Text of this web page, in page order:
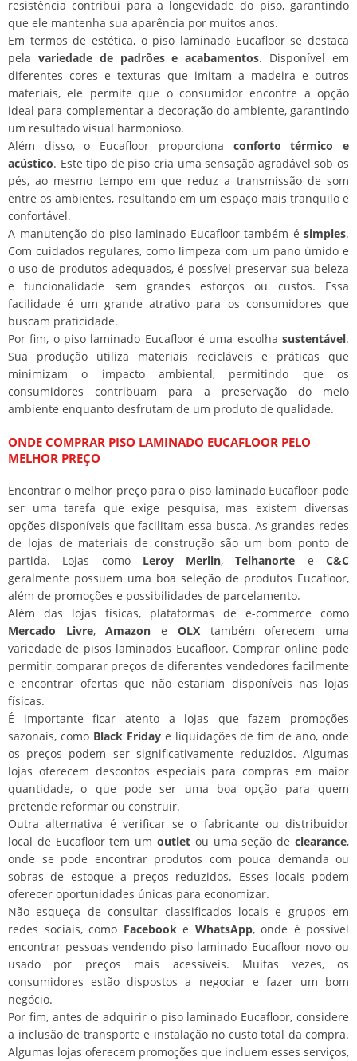
resistência contribui para a longevidade do piso, garantindo
que ele mantenha sua aparência por muitos anos.
Em termos de estética, o piso laminado Eucafloor se destaca
pela variedade de padrões e acabamentos. Disponível em
diferentes cores e texturas que imitam a madeira e outros
materiais, ele permite que o consumidor encontre a opção
ideal para complementar a decoração do ambiente, garantindo
um resultado visual harmonioso.
Além disso, o Eucafloor proporciona conforto térmico e
acústico. Este tipo de piso cria uma sensação agradável sob os
pés, ao mesmo tempo em que reduz a transmissão de som
entre os ambientes, resultando em um espaço mais tranquilo e
confortável.
A manutenção do piso laminado Eucafloor também é simples.
Com cuidados regulares, como limpeza com um pano úmido e
o uso de produtos adequados, é possível preservar sua beleza
e funcionalidade sem grandes esforços ou custos. Essa
facilidade é um grande atrativo para os consumidores que
buscam praticidade.
Por fim, o piso laminado Eucafloor é uma escolha sustentável.
Sua produção utiliza materiais recicláveis e práticas que
minimizam o impacto ambiental, permitindo que os
consumidores contribuam para a preservação do meio
ambiente enquanto desfrutam de um produto de qualidade.
ONDE COMPRAR PISO LAMINADO EUCAFLOOR PELO
MELHOR PREÇO
Encontrar o melhor preço para o piso laminado Eucafloor pode
ser uma tarefa que exige pesquisa, mas existem diversas
opções disponíveis que facilitam essa busca. As grandes redes
de lojas de materiais de construção são um bom ponto de
partida. Lojas como Leroy Merlin,Telhanorte eC&C
geralmente possuem uma boa seleção de produtos Eucafloor,
além de promoções e possibilidades de parcelamento.
Além das lojas físicas, plataformas de e-commerce como
Mercado Livre,Amazon e OLXtambém oferecem uma
variedade de pisos laminados Eucafloor. Comprar online pode
permitir comparar preços de diferentes vendedores facilmente
e encontrar ofertas que não estariam disponíveis nas lojas
físicas.
É importante ficar atento a lojas que fazem promoções
sazonais, como Black Fridaye liquidações de fim de ano, onde
os preços podem ser significativamente reduzidos. Algumas
lojas oferecem descontos especiais para compras em maior
quantidade, o que pode ser uma boa opção para quem
pretende reformar ou construir.
Outra alternativa é verificar se o fabricante ou distribuidor
local de Eucafloor tem um outlet ou uma seção de clearance,
onde se pode encontrar produtos com pouca demanda ou
sobras de estoque a preços reduzidos. Esses locais podem
oferecer oportunidades únicas para economizar.
Não esqueça de consultar classificados locais e grupos em
redes sociais, como Facebooke WhatsApp, onde é possível
encontrar pessoas vendendo piso laminado Eucafloor novo ou
usado por preços mais acessíveis. Muitas vezes, os
consumidores estão dispostos a negociar e fazer um bom
negócio.
Por fim, antes de adquirir o piso laminado Eucafloor, considere
a inclusão de transporte e instalação no custo total da compra.
Algumas lojas oferecem promoções que incluem esses serviços,